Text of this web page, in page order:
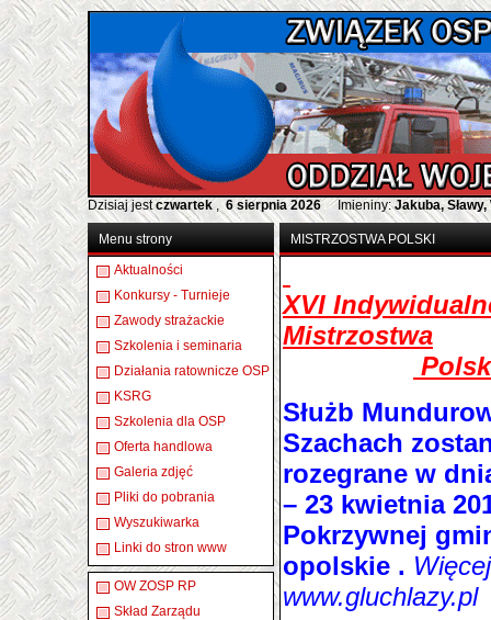
Dzisiaj jestczwartek,6 sierpnia 2026 Imieniny:Jakuba,
Menu strony
Aktualności
Konkursy - Turnieje
Zawody strażackie
Szkolenia i seminaria
Działania ratownicze OSP
KSRG
Szkolenia dla OSP
Oferta handlowa
Galeria zdjęć
Pliki do pobrania
Wyszukiwarka
Linki do stron www
OW ZOSP RP
Skład Zarządu
MISTRZOSTWA POLSKI
XVI
Mistrzostwa
Służb
Szachach
rozegrane w
– 23 kwietnia
Pokrzywnej
opolskie .
www.gluchlazy.pl